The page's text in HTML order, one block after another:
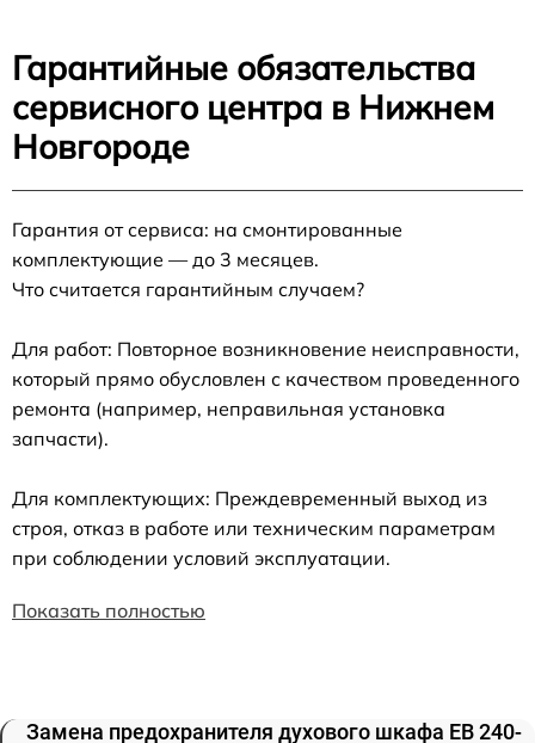
Гарантийные обязательства
сервисного центра в Нижнем
Новгороде
Гарантия от сервиса: на смонтированные
комплектующие — до 3 месяцев.
Что считается гарантийным случаем?
Для работ: Повторное возникновение неисправности,
который прямо обусловлен с качеством проведенного
ремонта (например, неправильная установка
запчасти).
Для комплектующих: Преждевременный выход из
строя, отказ в работе или техническим параметрам
при соблюдении условий эксплуатации.
Показать полностью
Замена предохранителя духового шкафа EB 240-